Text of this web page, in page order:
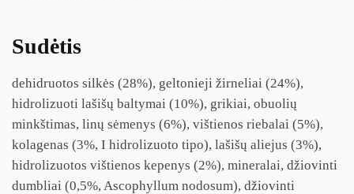
Sudėtis
dehidruotos silkės (28%), geltonieji žirneliai (24%),
hidrolizuoti lašišų baltymai (10%), grikiai, obuolių
minkštimas, linų sėmenys (6%), vištienos riebalai (5%),
kolagenas (3%, I hidrolizuoto tipo), lašišų aliejus (3%),
hidrolizuotos vištienos kepenys (2%), mineralai, džiovinti
dumbliai (0,5%, Ascophyllum nodosum), džiovinti